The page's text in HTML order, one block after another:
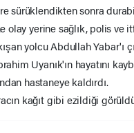
sürüklendikten sonra
olay yerine sağlık, polis ve
yolcu Abdullah Yabar'ı
Uyanık'ın hayatını
hastaneye kaldırdı.
kağıt gibi ezildiği